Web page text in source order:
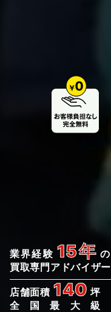
業界経験 15年 の
買取専門アドバイザー
店舗面積 140 坪
全国最大級